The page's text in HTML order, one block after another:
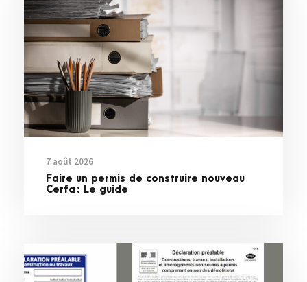
7 août 2026
Faire un permis de construire nouveau
Cerfa : Le guide